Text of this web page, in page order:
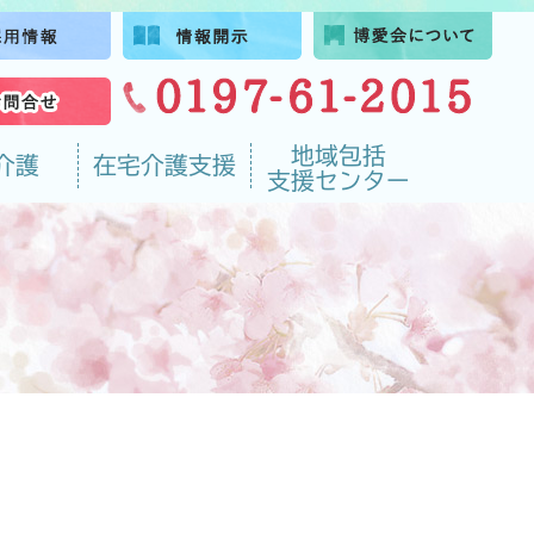
護 在宅介護支援
地域包括
支援センター